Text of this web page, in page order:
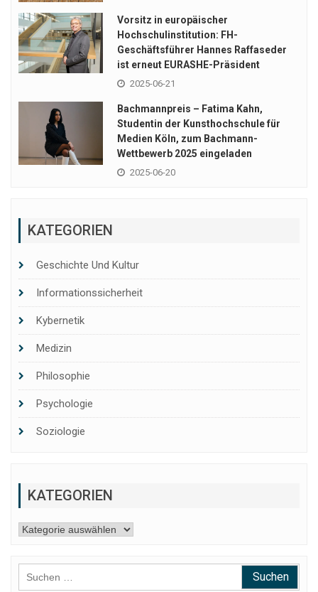
Vorsitz in europäischer
Hochschulinstitution: FH-
Geschäftsführer Hannes Raffaseder
ist erneut EURASHE-Präsident
2025-06-21
Bachmannpreis – Fatima Kahn,
Studentin der Kunsthochschule für
Medien Köln, zum Bachmann-
Wettbewerb 2025 eingeladen
2025-06-20
KATEGORIEN
Geschichte Und Kultur
Informationssicherheit
Kybernetik
Medizin
Philosophie
Psychologie
Soziologie
KATEGORIEN
Kategorien
nach: